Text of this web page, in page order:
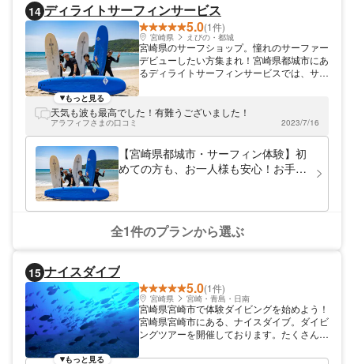
14 ディライトサーフィンサービス
5.0(1件)
宮崎県 えびの・都城
宮崎県のサーフショップ。憧れのサーファー
デビューしたい方集まれ！宮崎県都城市にあ
るディライトサーフィンサービスでは、サー
丁寧に楽しくご指導させて頂き、1人1人し
っかりと教わる事が出来る納得のスクールで
す。
もっと見る
天気も波も最高でした！有難うございました！
アラフィフさまの口コミ 2023/7/16
【宮崎県都城市・サーフィン体験】初
めての方も、お一人様も安心！お手軽
全1件のプランから選ぶ
15 ナイスダイブ
5.0(1件)
宮崎県 宮崎・青島・日南
宮崎県宮崎市で体験ダイビングを始めよう！
宮崎県宮崎市にある、ナイスダイブ。ダイビ
ングツアーを開催しております。たくさんの
真を撮るので、素敵な思い出を残せますよ。
もっと見る